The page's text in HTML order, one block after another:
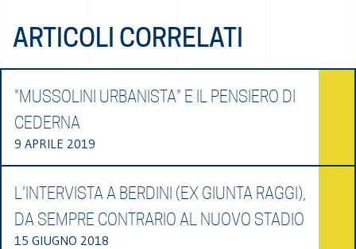
ARTICOLI CORRELATI
"MUSSOLINI URBANISTA" E IL PENSIERO DI
CEDERNA
9 APRILE 2019
L’INTERVISTA A BERDINI (EX GIUNTA RAGGI),
DA SEMPRE CONTRARIO AL NUOVO STADIO
15 GIUGNO 2018